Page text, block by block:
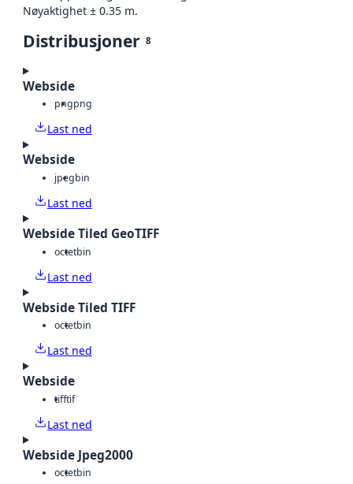
Nøyaktighet ± 0.35 m.
Distribusjoner 8
Webside
pngpng
Last ned
Webside
jpegbin
Last ned
Webside Tiled GeoTIFF
octetbin
Last ned
Webside Tiled TIFF
octetbin
Last ned
Webside
tifftif
Last ned
Webside Jpeg2000
octetbin